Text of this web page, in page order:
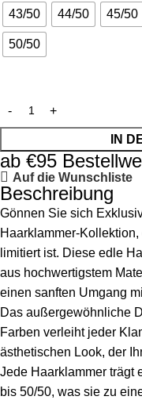
43/50 44/50 45/50
50/50
IN
ab €95
Auf die Wunschliste
Beschreibung
Gönnen Sie sich
Haarklammer-
limitiert ist. Diese edle
aus hochwertigstem
einen sanften Umgang
Das außergewöhnliche
Farben verleiht jeder
ästhetischen Look, der
Jede Haarklammer trägt
bis 50/50, was sie zu